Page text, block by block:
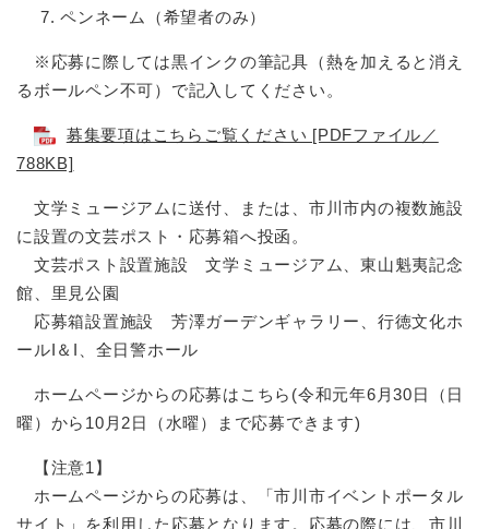
ペンネーム（希望者のみ）
※応募に際しては黒インクの筆記具（熱を加えると消え
るボールペン不可）で記入してください。
募集要項はこちらご覧ください [PDFファイル／
788KB]
文学ミュージアムに送付、または、市川市内の複数施設
に設置の文芸ポスト・応募箱へ投函。
文芸ポスト設置施設 文学ミュージアム、東山魁夷記念
館、里見公園
応募箱設置施設 芳澤ガーデンギャラリー、行徳文化ホ
ールI＆I、全日警ホール
ホームページからの応募はこちら(令和元年6月30日（日
曜）から10月2日（水曜）まで応募できます)
【注意1】
ホームページからの応募は、「市川市イベントポータル
サイト」を利用した応募となります。応募の際には、市川